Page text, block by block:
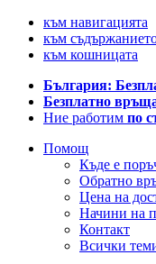
към навигацията
към
към кошницата
България:
Безплатно
Ние работим по
Помощ
Къде е
Обратно
Цена на
Начини на
Контакт
Всички